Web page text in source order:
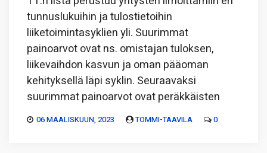
tunnuslukuihin ja tulostietoihin
liiketoimintasyklien yli. Suurimmat
painoarvot ovat ns. omistajan tuloksen,
liikevaihdon kasvun ja oman pääoman
kehityksellä läpi syklin. Seuraavaksi
suurimmat painoarvot ovat peräkkäisten
06 MAALISKUUN, 2023 TOMMI-TAAVILA 0